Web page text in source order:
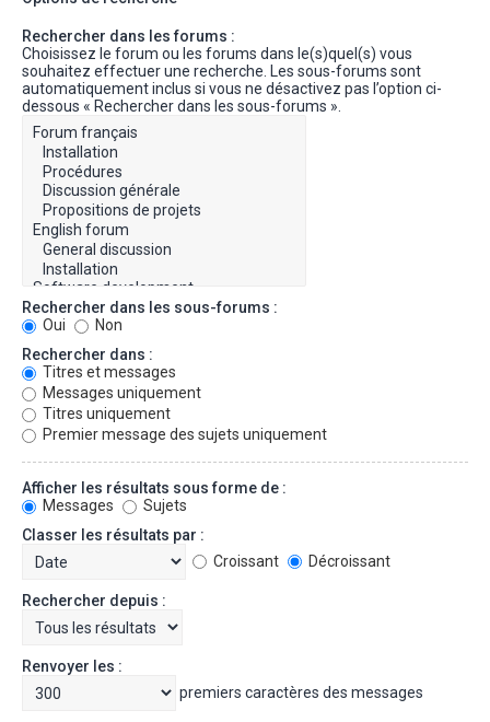
Rechercher dans les forums :
Choisissez le forum ou les forums dans le(s)quel(s) vous
souhaitez effectuer une recherche. Les sous-forums sont
automatiquement inclus si vous ne désactivez pas l’option ci-
dessous « Rechercher dans les sous-forums ».
Rechercher dans les sous-forums :
Oui
Non
Rechercher dans :
Titres et messages
Messages uniquement
Titres uniquement
Premier message des sujets uniquement
Afficher les résultats sous forme de :
Messages
Sujets
Classer les résultats par :
Croissant
Décroissant
Rechercher depuis :
Renvoyer les :
premiers caractères des messages